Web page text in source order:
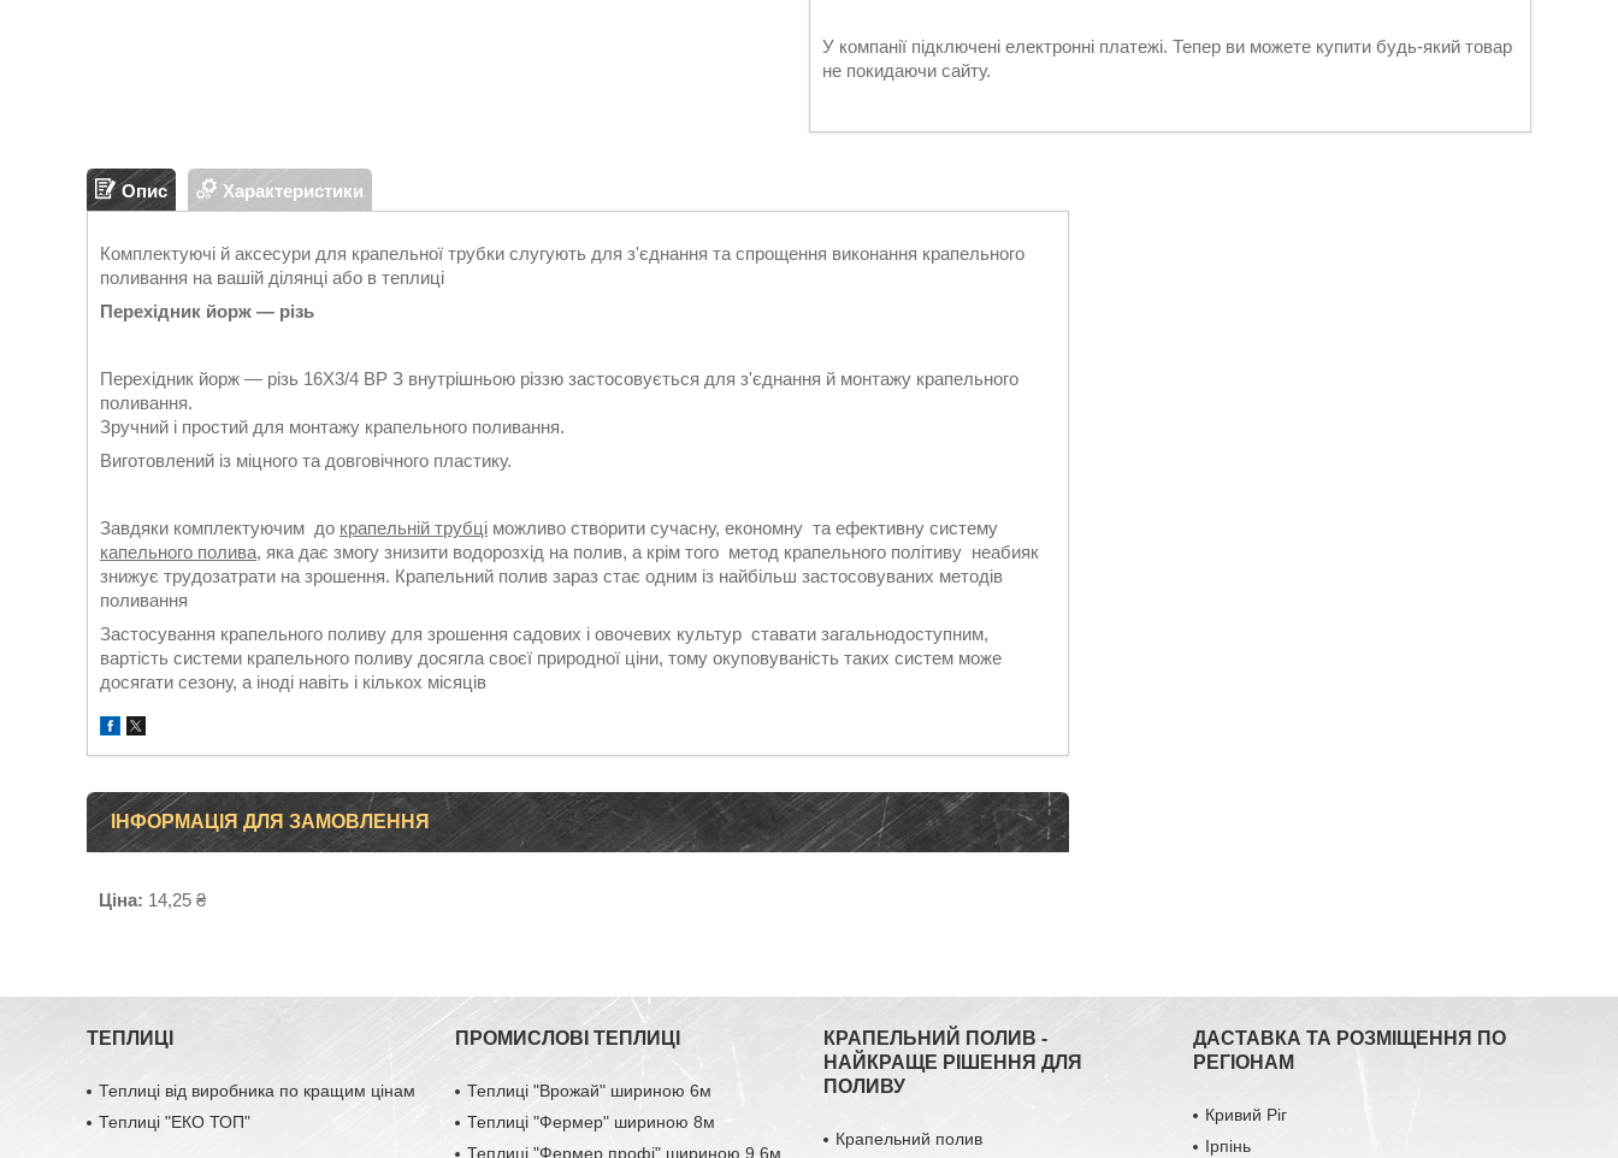
У компанії підключені електронні платежі. Тепер ви можете купити будь-який товар
не покидаючи сайту.
Опис Характеристики
Комплектуючі й аксесури для крапельної трубки слугують для з'єднання та спрощення виконання крапельного
поливання на вашій ділянці або в теплиці
Перехідник йорж — різь
Перехідник йорж — різь 16Х3/4 ВР З внутрішньою різзю застосовується для з'єднання й монтажу крапельного
поливання.
Зручний і простий для монтажу крапельного поливання.
Виготовлений із міцного та довговічного пластику.
Завдяки комплектуючим до крапельній трубці можливо створити сучасну, економну та ефективну систему
капельного полива, яка дає змогу знизити водорозхід на полив, а крім того метод крапельного політиву неабияк
знижує трудозатрати на зрошення. Крапельний полив зараз стає одним із найбільш застосовуваних методів
поливання
Застосування крапельного поливу для зрошення садових і овочевих культур ставати загальнодоступним,
вартість системи крапельного поливу досягла своєї природної ціни, тому окуповуваність таких систем може
досягати сезону, а іноді навіть і кількох місяців
ІНФОРМАЦІЯ ДЛЯ ЗАМОВЛЕННЯ
Ціна: 14,25 ₴
ТЕПЛИЦІ
Теплиці від виробника по кращим цінам
Теплиці "ЕКО ТОП"
ПРОМИСЛОВІ ТЕПЛИЦІ
Теплиці "Врожай" шириною 6м
Теплиці "Фермер" шириною 8м
Теплиці "Фермер профі" шириною 9,6м
КРАПЕЛЬНИЙ ПОЛИВ -
НАЙКРАЩЕ РІШЕННЯ ДЛЯ
ПОЛИВУ
Крапельний полив
ДАСТАВКА ТА РОЗМІЩЕННЯ ПО
РЕГІОНАМ
Кривий Ріг
Ірпінь